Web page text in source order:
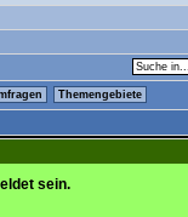
Themengebiete
sein.